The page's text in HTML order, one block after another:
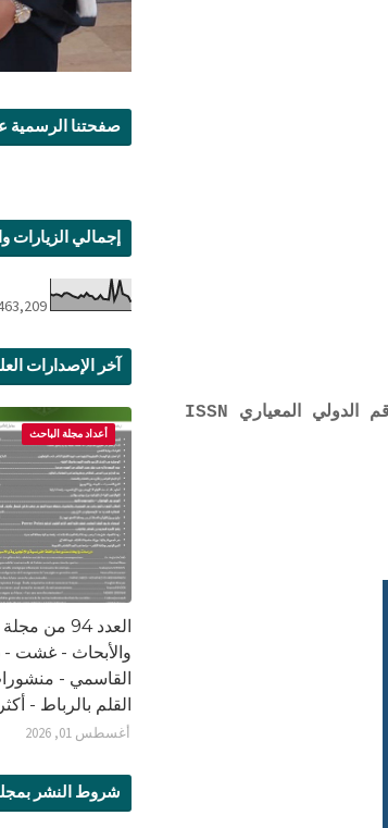
لتحميل لائحة الشروط والتعرف على لجان المجلات واعتماداتها والرقم الدولي المعياري ISSN
صفحتنا الرسمية
إجمالي الزيارات
آخر الإصدارات
أعداد مجلة الباحث
العدد 94
القاسمي -
القلم بالرباط - أكثر من 65
أغسطس 01, 2026
شروط النشر